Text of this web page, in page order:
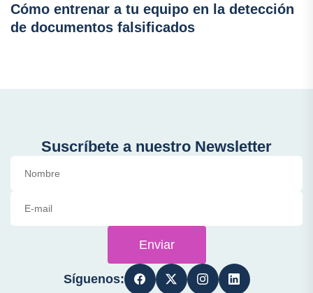
Cómo entrenar a tu equipo en la detección
de documentos falsificados
Suscríbete a nuestro Newsletter
Enviar
Síguenos: